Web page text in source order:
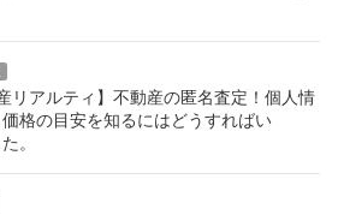
アルティ】不動産の匿名査定！個人情
格の目安を知るにはどうすればい
。